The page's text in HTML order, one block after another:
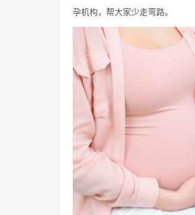
孕机构，帮大家少走弯路。